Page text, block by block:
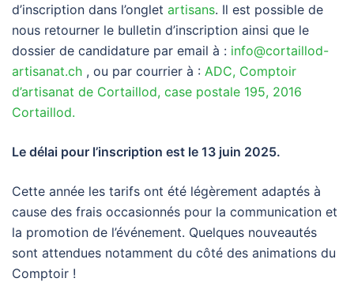
d’inscription dans l’onglet artisans. Il est possible de
nous retourner le bulletin d’inscription ainsi que le
dossier de candidature par email à : info@cortaillod-
artisanat.ch , ou par courrier à : ADC, Comptoir
d’artisanat de Cortaillod, case postale 195, 2016
Cortaillod.
Le délai pour l’inscription est le 13 juin 2025.
Cette année les tarifs ont été légèrement adaptés à
cause des frais occasionnés pour la communication et
la promotion de l’événement. Quelques nouveautés
sont attendues notamment du côté des animations du
Comptoir !